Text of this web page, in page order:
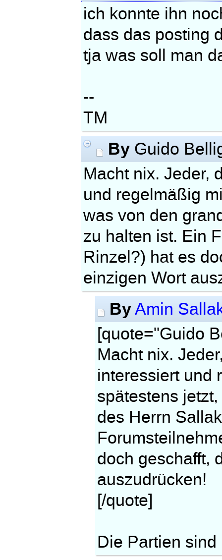
ich konnte ihn
dass das posting
tja was soll man
--
TM
By Guido
Macht nix. Jeder,
und regelmäßig
was von den
zu halten ist. Ein
Rinzel?) hat es
einzigen Wort
ByAmin
[quote="Guido
Macht nix.
interessiert und
spätestens
des Herrn
doch geschafft,
auszudrücken!
[/quote]
Die Partien